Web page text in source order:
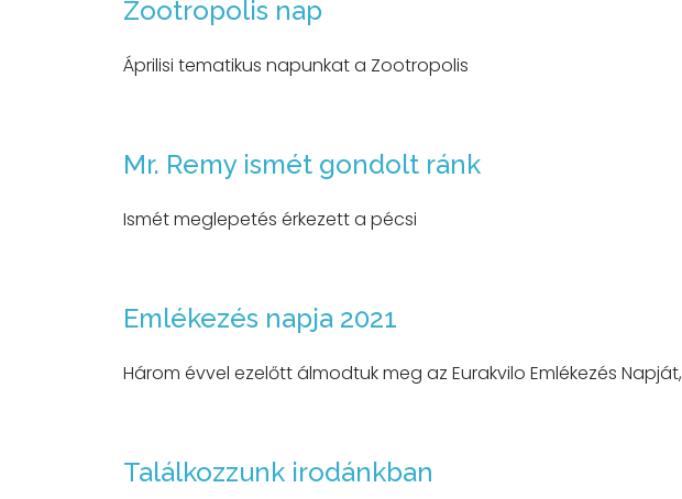
Zootropolis nap
Áprilisi tematikus napunkat a Zootropolis
Mr. Remy ismét gondolt ránk
Ismét meglepetés érkezett a pécsi
Emlékezés napja 2021
Három évvel ezelőtt álmodtuk meg az Eurakvilo Emlékezés Napját,
Találkozzunk irodánkban